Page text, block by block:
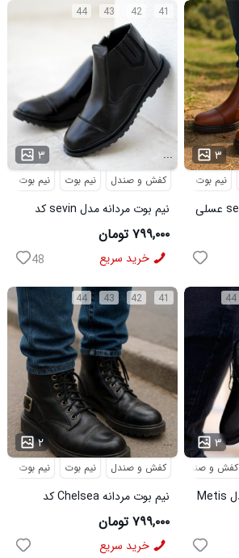
41
42
43
44
۳ ...
کفش و صندل نیم بوت نیم بوت
نیم بوت مردانه مدل sevin کد
6427
۷۹۹,۰۰۰ تومان
خرید سریع 48
۳
نیم بوت مردانه
نیم بوت مردانه مدل sevin عسلی
41
42
43
44
۲ ...
کفش و صندل نیم بوت نیم بوت
نیم بوت مردانه Chelsea کد
6413
۷۹۹,۰۰۰ تومان
خرید سریع
44
۳
کفش و صندل
کفش مجلسی مردانه مدل Metis